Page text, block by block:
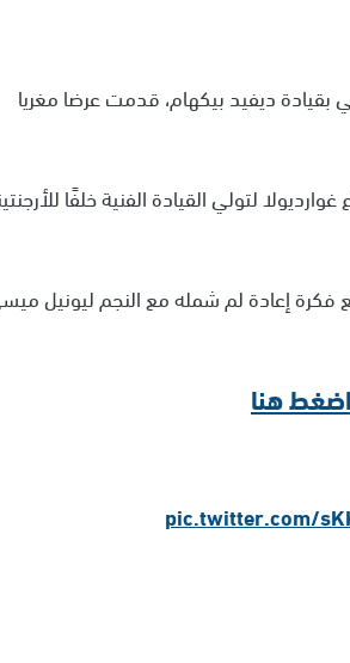
بقيادة ديفيد بيكهام، قدمت عرضا مغريا
لتولي القيادة الفنية خلفًا
فكرة إعادة لم شمله مع النجم ليونيل
اضغط هنا
pic.twitter.com/